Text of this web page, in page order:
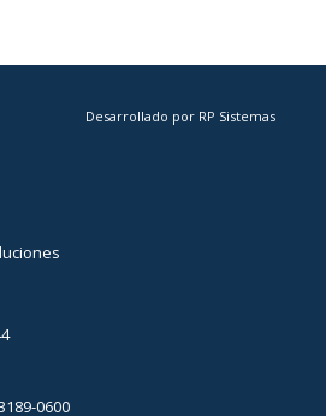
Desarrollado por RP Sistemas
0600